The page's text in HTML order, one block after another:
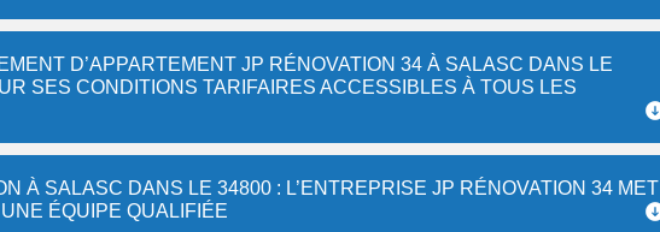
D’APPARTEMENT JP RÉNOVATION 34 À SALASC DANS LE
SES CONDITIONS TARIFAIRES ACCESSIBLES À TOUS LES
À SALASC DANS LE 34800 : L’ENTREPRISE JP RÉNOVATION 34 MET
ÉQUIPE QUALIFIÉE